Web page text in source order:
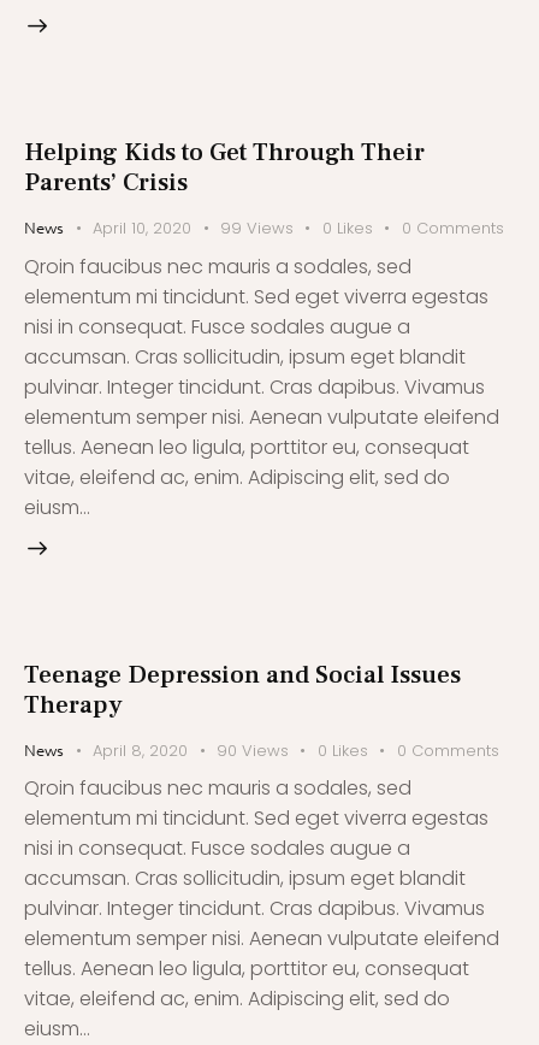
Helping Kids to Get Through Their
Parents’ Crisis
News April 10, 2020 99 Views 0 Likes 0 Comments
Qroin faucibus nec mauris a sodales, sed
elementum mi tincidunt. Sed eget viverra egestas
nisi in consequat. Fusce sodales augue a
accumsan. Cras sollicitudin, ipsum eget blandit
pulvinar. Integer tincidunt. Cras dapibus. Vivamus
elementum semper nisi. Aenean vulputate eleifend
tellus. Aenean leo ligula, porttitor eu, consequat
vitae, eleifend ac, enim. Adipiscing elit, sed do
eiusm…
Teenage Depression and Social Issues
Therapy
News April 8, 2020 90 Views 0 Likes 0 Comments
Qroin faucibus nec mauris a sodales, sed
elementum mi tincidunt. Sed eget viverra egestas
nisi in consequat. Fusce sodales augue a
accumsan. Cras sollicitudin, ipsum eget blandit
pulvinar. Integer tincidunt. Cras dapibus. Vivamus
elementum semper nisi. Aenean vulputate eleifend
tellus. Aenean leo ligula, porttitor eu, consequat
vitae, eleifend ac, enim. Adipiscing elit, sed do
eiusm…